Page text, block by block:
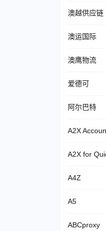
澳越供应链
澳运国际
澳鹰物流
爱德可
阿尔巴特
A2X
A2X for
A4Z
A5
ABCproxy